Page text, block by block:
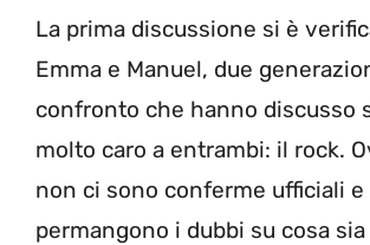
La prima discussione si è
Emma e Manuel, due
confronto che hanno discusso
molto caro a entrambi: il rock.
non ci sono conferme ufficiali e
permangono i dubbi su cosa